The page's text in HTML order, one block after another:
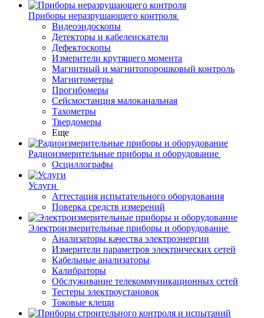
Приборы неразрушающего контроля
Видеоэндоскопы
Детекторы и кабелеискатели
Дефектоскопы
Измерители крутящего момента
Магнитный и магнитопорошковый контроль
Магнитометры
Прогибомеры
Сейсмостанция малоканальная
Тахометры
Твердомеры
Еще
Радиоизмерительные приборы и оборудование
Осциллографы
Услуги
Аттестация испытательного оборудования
Поверка средств измерений
Электроизмерительные приборы и оборудование
Анализаторы качества электроэнергии
Измерители параметров электрических сетей
Кабельные анализаторы
Калибраторы
Обслуживание телекоммуникационных сетей
Тестеры электроустановок
Токовые клещи